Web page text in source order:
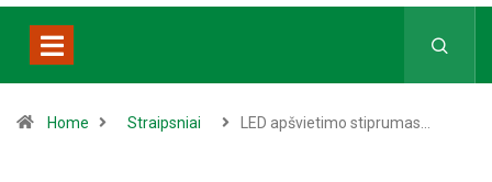
Home Straipsniai LED apšvietimo stiprumas…